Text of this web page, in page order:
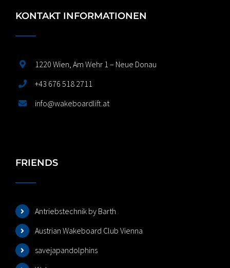
KONTAKT INFORMATIONEN
1220 Wien, Am Wehr 1 – Neue Donau
+43 676 518 2711
info@wakeboardlift.at
FRIENDS
Antriebstechnik by Barth
Austrian Wakeboard Club Vienna
savejapandolphins